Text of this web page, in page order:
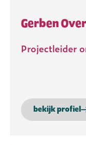
Gerben
Projectleider
bekijk profiel